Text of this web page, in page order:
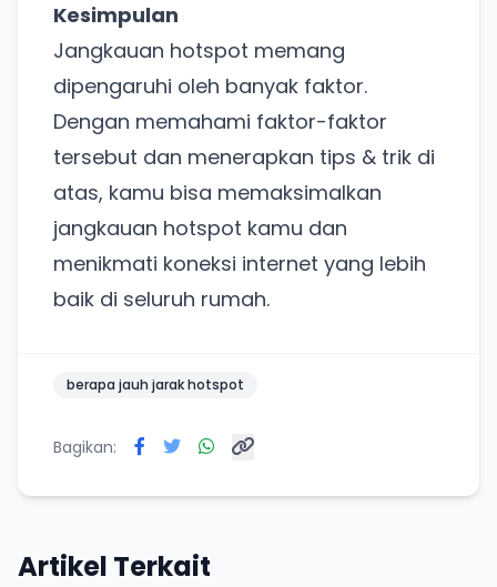
Kesimpulan
Jangkauan hotspot memang
dipengaruhi oleh banyak faktor.
Dengan memahami faktor-faktor
tersebut dan menerapkan tips & trik di
atas, kamu bisa memaksimalkan
jangkauan hotspot kamu dan
menikmati koneksi internet yang lebih
baik di seluruh rumah.
berapa jauh jarak hotspot
Bagikan:
Artikel Terkait